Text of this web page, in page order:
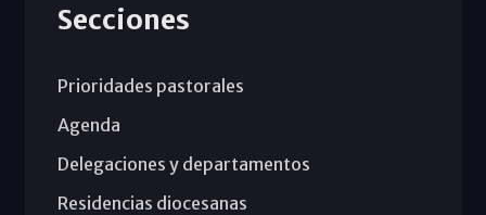
Secciones
Prioridades pastorales
Agenda
Delegaciones y departamentos
Residencias diocesanas